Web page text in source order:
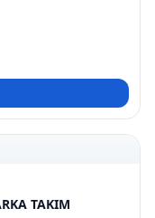
TAKIM